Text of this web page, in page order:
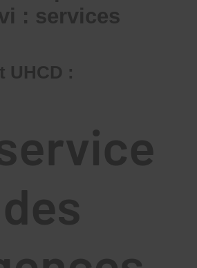
: services
UHCD :
des